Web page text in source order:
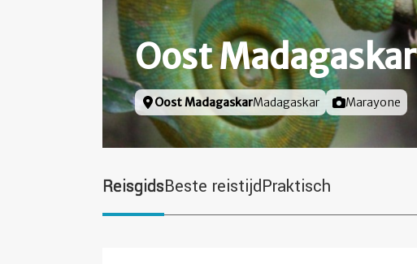
Oost Madagaskar
Locatie
Oost MadagaskarMadagaskar Foto door
Marayone
ReisgidsBeste reistijdPraktisch